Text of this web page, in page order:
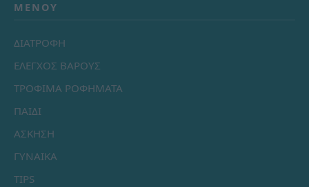
ΜΕΝΟΎ
ΔΙΑΤΡΟΦΗ
ΕΛΕΓΧΟΣ ΒΑΡΟΥΣ
ΤΡΟΦΙΜΑ ΡΟΦΗΜΑΤΑ
ΠΑΙΔΙ
ΑΣΚΗΣΗ
ΓΥΝΑΙΚΑ
TIPS